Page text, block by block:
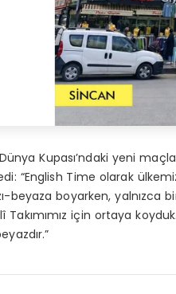
Kupası’ndaki yeni
“English Time olarak
beyaza boyarken, yalnızca
Takımımız için ortaya